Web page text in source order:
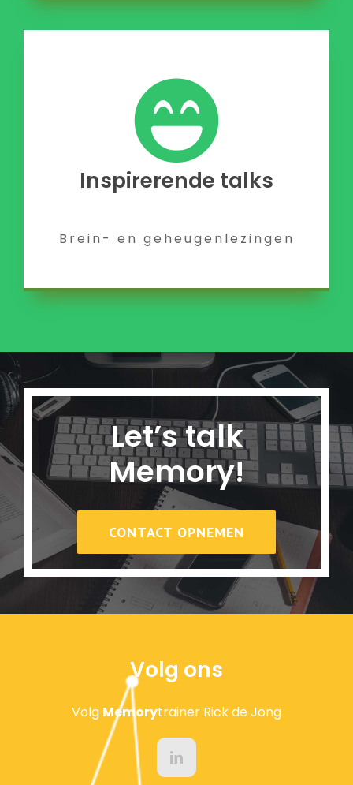
Inspirerende talks
Brein- en geheugenlezingen
Let’s talk
Memory!
CONTACT OPNEMEN
Volg ons
Volg Memorytrainer Rick de Jong